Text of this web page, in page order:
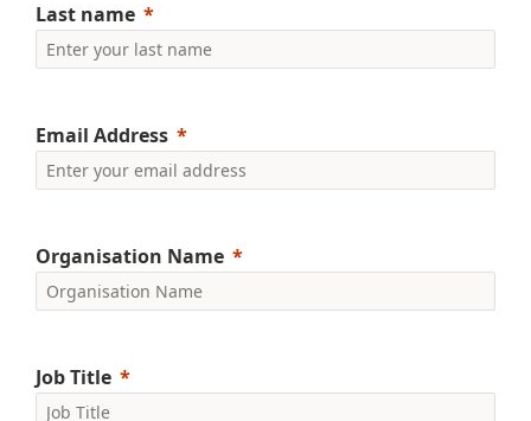
Last name
Email Address
Organisation Name
Job Title